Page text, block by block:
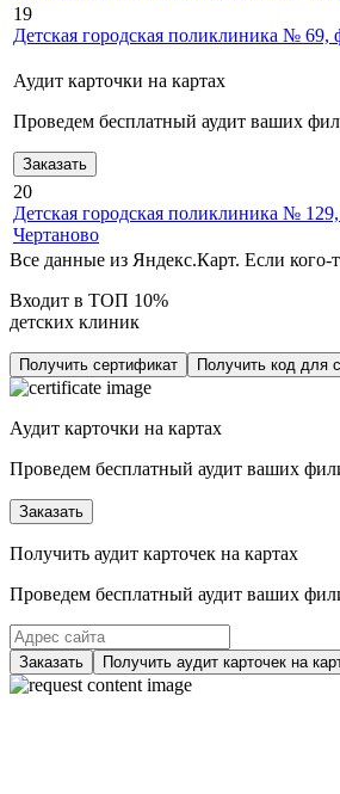
19
Детская городская поликлиника №
Аудит карточки на картах
Проведем бесплатный аудит ваших
Заказать
20
Детская городская поликлиника №
Чертаново
Все данные из Яндекс.Карт. Если
Входит в ТОП 10%
детских клиник
Получить сертификат Получить код для
Аудит карточки на картах
Проведем бесплатный аудит ваших
Заказать
Получить аудит карточек на картах
Проведем бесплатный аудит ваших
Заказать Получить аудит карточек на